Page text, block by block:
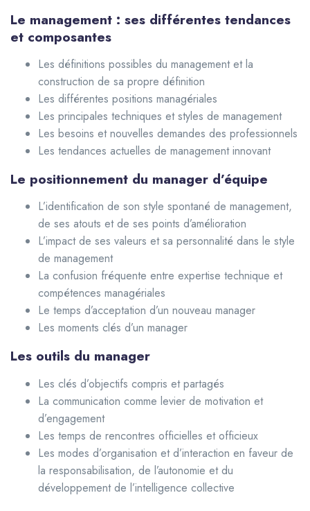
Le management : ses différentes tendances
et composantes
Les définitions possibles du management et la
construction de sa propre définition
Les différentes positions managériales
Les principales techniques et styles de management
Les besoins et nouvelles demandes des professionnels
Les tendances actuelles de management innovant
Le positionnement du manager d’équipe
L’identification de son style spontané de management,
de ses atouts et de ses points d’amélioration
L’impact de ses valeurs et sa personnalité dans le style
de management
La confusion fréquente entre expertise technique et
compétences managériales
Le temps d’acceptation d’un nouveau manager
Les moments clés d’un manager
Les outils du manager
Les clés d’objectifs compris et partagés
La communication comme levier de motivation et
d’engagement
Les temps de rencontres officielles et officieux
Les modes d’organisation et d’interaction en faveur de
la responsabilisation, de l’autonomie et du
développement de l’intelligence collective